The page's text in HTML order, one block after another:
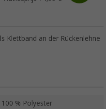
Klettband an der Rückenlehne
100 % Polyester